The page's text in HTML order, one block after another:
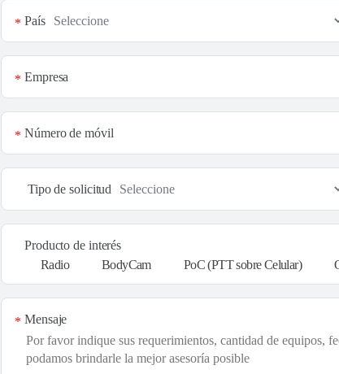
País
*
Empresa
*
Número de móvil
*
Tipo de solicitud
Producto de interés
Radio
BodyCam PoC (PTT sobre Celular)
Mensaje
*